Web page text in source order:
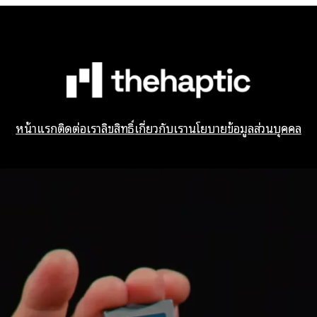
หน้าแรกติดต่อเราลิขสิทธิ์เกี่ยวกับเรานโยบายข้อมูลส่วนบุคคล